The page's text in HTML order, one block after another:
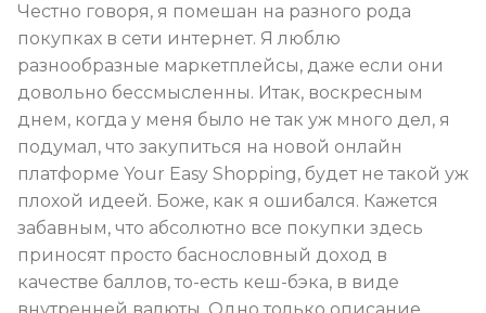
Честно говоря, я помешан на разного рода
покупках в сети интернет. Я люблю
разнообразные маркетплейсы, даже если они
довольно бессмысленны. Итак, воскресным
днем, когда у меня было не так уж много дел, я
подумал, что закупиться на новой онлайн
платформе Your Easy Shopping, будет не такой уж
плохой идеей. Боже, как я ошибался. Кажется
забавным, что абсолютно все покупки здесь
приносят просто баснословный доход в
качестве баллов, то-есть кеш-бэка, в виде